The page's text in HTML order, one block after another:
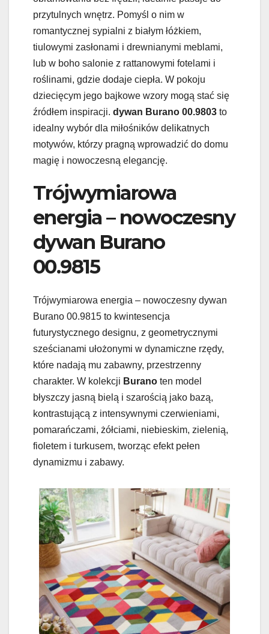
przytulnych wnętrz. Pomyśl o nim w
romantycznej sypialni z białym łóżkiem,
tiulowymi zasłonami i drewnianymi meblami,
lub w boho salonie z rattanowymi fotelami i
roślinami, gdzie dodaje ciepła. W pokoju
dziecięcym jego bajkowe wzory mogą stać się
źródłem inspiracji. dywan Burano 00.9803 to
idealny wybór dla miłośników delikatnych
motywów, którzy pragną wprowadzić do domu
magię i nowoczesną elegancję.
Trójwymiarowa
energia – nowoczesny
dywan Burano
00.9815
Trójwymiarowa energia – nowoczesny dywan
Burano 00.9815 to kwintesencja
futurystycznego designu, z geometrycznymi
sześcianami ułożonymi w dynamiczne rzędy,
które nadają mu zabawny, przestrzenny
charakter. W kolekcji Burano ten model
błyszczy jasną bielą i szarością jako bazą,
kontrastującą z intensywnymi czerwieniami,
pomarańczami, żółciami, niebieskim, zielenią,
fioletem i turkusem, tworząc efekt pełen
dynamizmu i zabawy.